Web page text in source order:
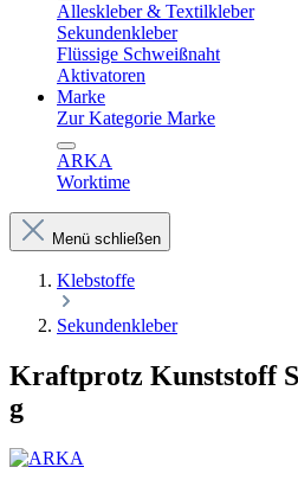
Alleskleber & Textilkleber
Sekundenkleber
Flüssige Schweißnaht
Aktivatoren
Marke
Zur Kategorie Marke
ARKA
Worktime
Menü schließen
Klebstoffe
Sekundenkleber
Kraftprotz Kunststoff
g